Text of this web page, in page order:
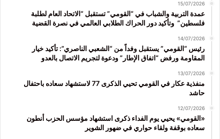
15/07/2026
عمدة التربية والشباب في “القومي” تستقبل “الاتحاد العام لطلبة
فلسطين” وتأكيد دور الحراك الطلابي العالمي في نصرة القضية
14/07/2026
رئيس “القومي” يستقبل وفداً من “الشعبي الناصري”: تأكيد خيار
المقاومة ورفض “اتفاق الإطار” ودعوة لتجريم الاتصال بالعدو
13/07/2026
منفذية عكار في القومي تحيي الذكرى 77 لاستشهاد سعاده باحتفال
حاشد
12/07/2026
«القومي» يحيي يوم الفداء ذكرى استشهاد مؤسس الحزب أنطون
سعاده بوقفة ولقاء حواري في ضهور الشوير